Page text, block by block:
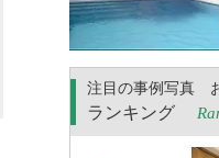
注目の事例写真
ランキング